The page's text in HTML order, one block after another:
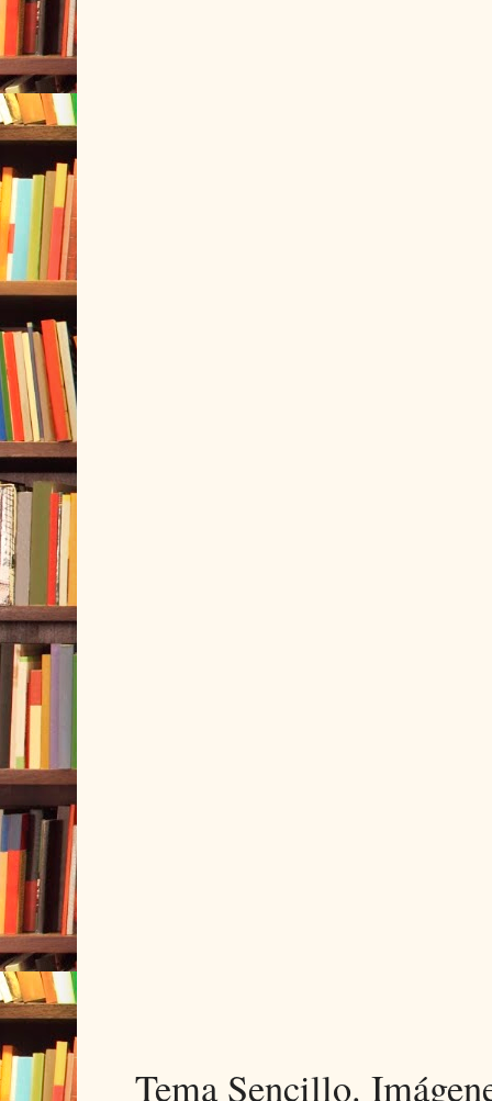
Tema Sencillo.